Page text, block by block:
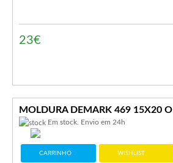
23€
MOLDURA DEMARK 469 15X20 O
Em stock. Envio em 24h
CARRINHO WISHLIST